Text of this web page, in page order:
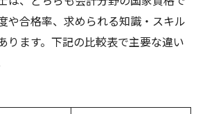
や合格率、求められる知識・スキル
ります。下記の比較表で主要な違い